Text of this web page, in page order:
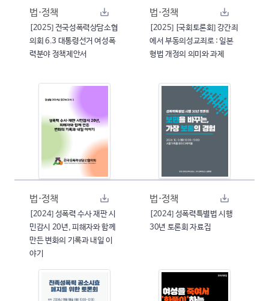
법·정책
[2025] 전국성폭력상담소협
의회 6.3 대통령선거 여성폭
력분야 정책제안서
법·정책
[2025] [국회토론회] 강간죄
에서 부동의성교죄로 : 일본
형법 개정의 의미와 과제
법·정책
[2024] 성폭력 수사 재판 시
민감시 20년, 피해자와 함께
만든 변화의 기록과 내일 이
야기
법·정책
[2024] 성폭력특별법 시행
30년 토론회 자료집